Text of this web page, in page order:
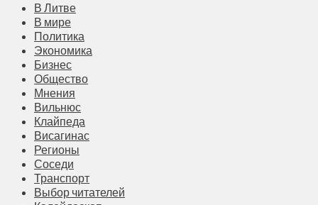
В Литве
В мире
Политика
Экономика
Бизнес
Общество
Мнения
Вильнюс
Клайпеда
Висагинас
Регионы
Соседи
Транспорт
Выбор читателей